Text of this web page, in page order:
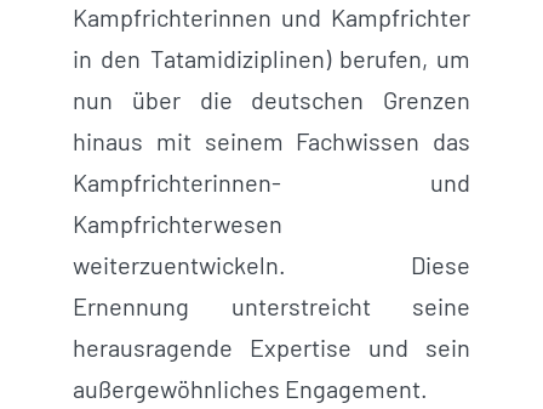
Kampfrichterinnen und Kampfrichter
in den Tatamidiziplinen) berufen, um
nun über die deutschen Grenzen
hinaus mit seinem Fachwissen das
Kampfrichterinnen- und
Kampfrichterwesen
weiterzuentwickeln. Diese
Ernennung unterstreicht seine
herausragende Expertise und sein
außergewöhnliches Engagement.